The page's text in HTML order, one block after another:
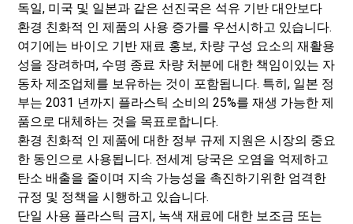
독일, 미국 및 일본과 같은 선진국은 석유 기반 대안보다
환경 친화적 인 제품의 사용 증가를 우선시하고 있습니다.
여기에는 바이오 기반 재료 홍보, 차량 구성 요소의 재활용
성을 장려하며, 수명 종료 차량 처분에 대한 책임이있는 자
동차 제조업체를 보유하는 것이 포함됩니다. 특히, 일본 정
부는 2031 년까지 플라스틱 소비의 25%를 재생 가능한 제
품으로 대체하는 것을 목표로합니다.
환경 친화적 인 제품에 대한 정부 규제 지원은 시장의 중요
한 동인으로 사용됩니다. 전세계 당국은 오염을 억제하고
탄소 배출을 줄이며 지속 가능성을 촉진하기위한 엄격한
규정 및 정책을 시행하고 있습니다.
단일 사용 플라스틱 금지, 녹색 재료에 대한 보조금 또는